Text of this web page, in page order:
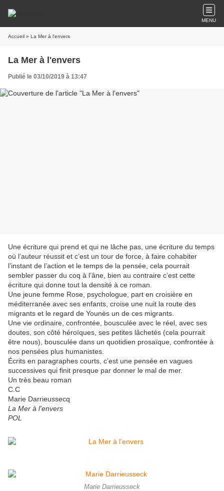
MENU
Accueil » La Mer à l'envers
La Mer à l'envers
Publié le 03/10/2019 à 13:47
Une écriture qui prend et qui ne lâche pas, une écriture du temps
où l’auteur réussit et c’est un tour de force, à faire cohabiter
l’instant de l’action et le temps de la pensée, cela pourrait
sembler passer du coq à l’âne, bien au contraire c’est cette
écriture qui donne tout la densité à ce roman.
Une jeune femme Rose, psychologue, part en croisière en
méditerranée avec ses enfants, croise une nuit la route des
migrants et le regard de Younès un de ces migrants.
Une vie ordinaire, confrontée, bousculée avec le réel, avec ses
doutes, son côté héroïques, ses petites lâchetés (cela pourrait
être nous), bousculée dans un quotidien prosaïque, confrontée à
nos pensées plus humanistes.
Écrits en paragraphes courts, c’est une pensée en vagues
successives qui finit presque par donner le mal de mer.
Un très beau roman
C.C
Marie Darrieussecq
La Mer à l'envers
POL
Marie Darrieusseck